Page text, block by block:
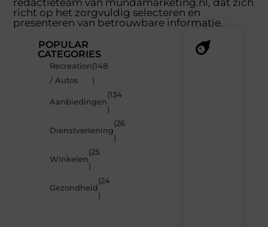
redactieteam van mundamarketing.nl, dat zich
richt op het zorgvuldig selecteren en
presenteren van betrouwbare informatie.
POPULAR
CATEGORIES
Recreation
/ Autos
(148
)
Aanbiedingen
(134
)
Dienstverlening
(26
)
Winkelen
(25
)
Gezondheid
(24
)